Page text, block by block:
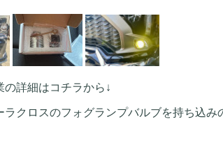
の詳細はコチラから↓
ラクロスのフォグランプバルブを持ち込